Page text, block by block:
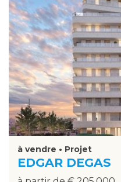
à vendre • Projet
EDGAR DEGAS